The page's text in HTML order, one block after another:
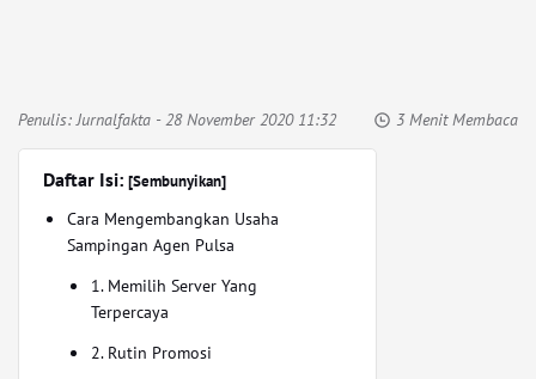
Penulis:Jurnalfakta - 28 November 2020 11:32 3 Menit Membaca
Daftar Isi: [Sembunyikan]
Cara Mengembangkan Usaha
Sampingan Agen Pulsa
1. Memilih Server Yang
Terpercaya
2. Rutin Promosi